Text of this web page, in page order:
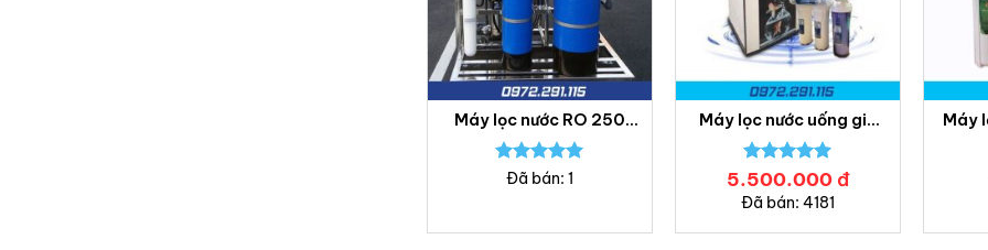
Máy lọc nước RO 250
lít/h – Lọc nước Bách
Khoa
Được xếp
Đã bán: 1
Máy lọc nước uống gia
đình ProWatech – Bách
Khoa
Được xếp
hạng
5.00
5 sao
5.500.000 đ
Đã bán: 4181
Máy
tiếp